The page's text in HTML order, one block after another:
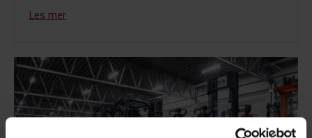
Les mer